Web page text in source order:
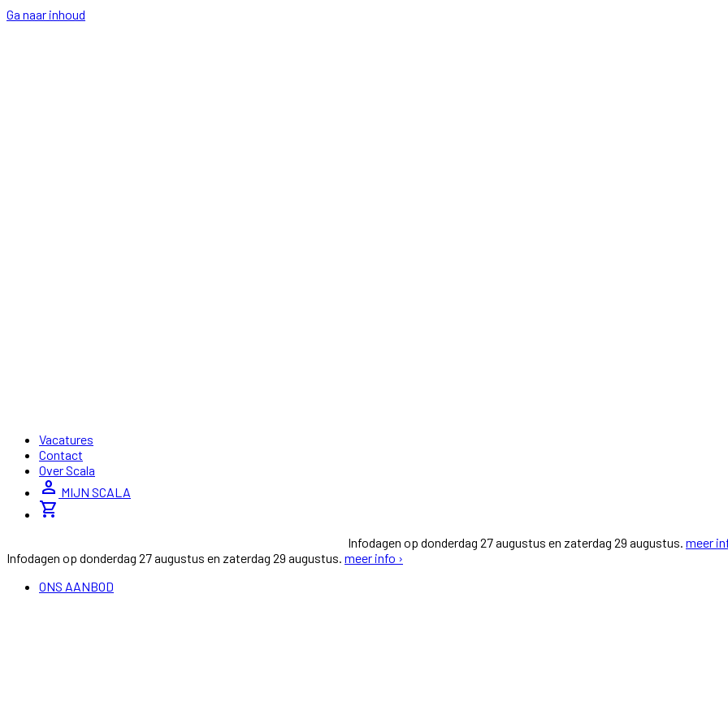
Ga naar inhoud
Vacatures
Contact
Over Scala
person MIJN SCALA
shopping_cart
Infodagen op donderdag 27 augustus en zaterdag 29 augustus. meer
Infodagen op donderdag 27 augustus en zaterdag 29 augustus. meer info ›
ONS AANBOD